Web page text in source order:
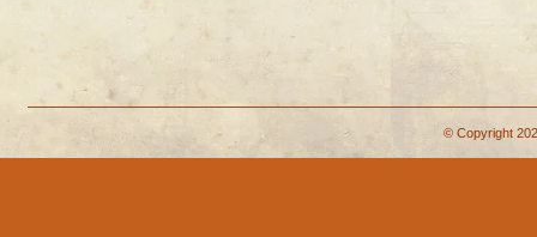
© Copyright